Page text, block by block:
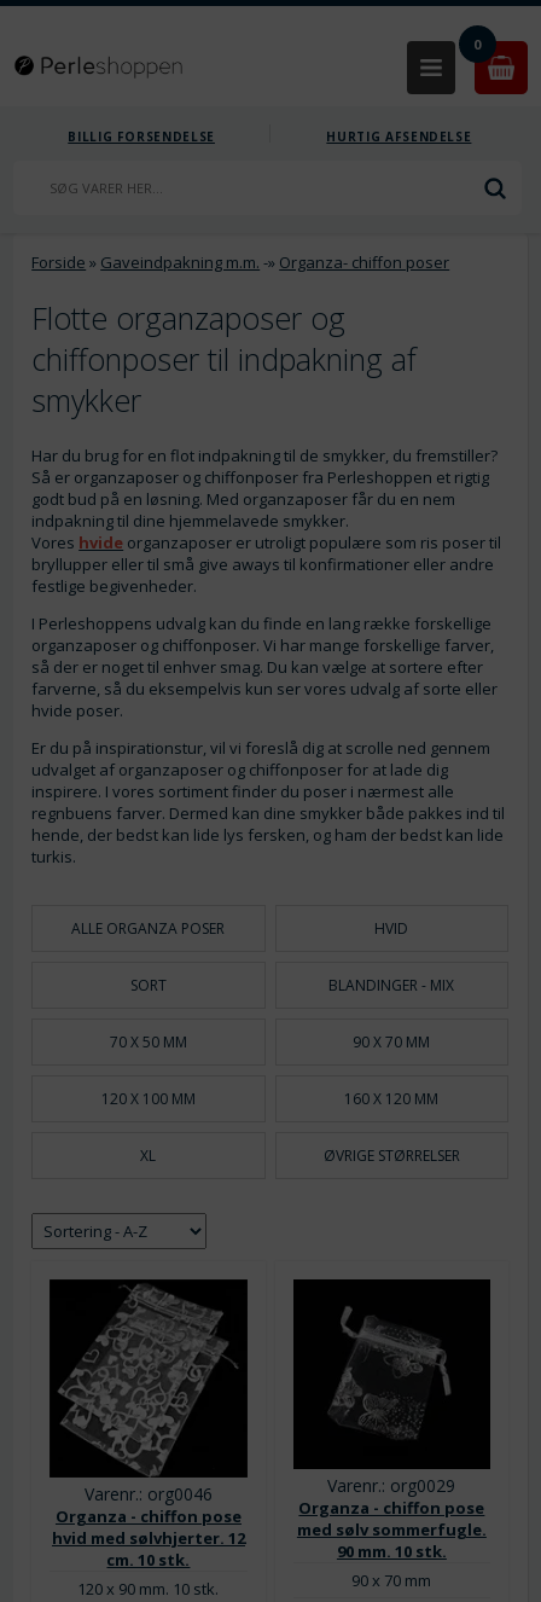
0
BILLIG FORSENDELSE HURTIG AFSENDELSE
Forside » Gaveindpakning m.m. -» Organza- chiffon poser
Flotte organzaposer og
chiffonposer til indpakning af
smykker
Har du brug for en flot indpakning til de smykker, du fremstiller?
Så er organzaposer og chiffonposer fra Perleshoppen et rigtig
godt bud på en løsning. Med organzaposer får du en nem
indpakning til dine hjemmelavede smykker.
Vores hvide organzaposer er utroligt populære som ris poser til
bryllupper eller til små give aways til konfirmationer eller andre
festlige begivenheder.
I Perleshoppens udvalg kan du finde en lang række forskellige
organzaposer og chiffonposer. Vi har mange forskellige farver,
så der er noget til enhver smag. Du kan vælge at sortere efter
farverne, så du eksempelvis kun ser vores udvalg af sorte eller
hvide poser.
Er du på inspirationstur, vil vi foreslå dig at scrolle ned gennem
udvalget af organzaposer og chiffonposer for at lade dig
inspirere. I vores sortiment finder du poser i nærmest alle
regnbuens farver. Dermed kan dine smykker både pakkes ind til
hende, der bedst kan lide lys fersken, og ham der bedst kan lide
turkis.
ALLE ORGANZA POSER HVID
SORT BLANDINGER - MIX
70 X 50 MM 90 X 70 MM
120 X 100 MM 160 X 120 MM
XL ØVRIGE STØRRELSER
Varenr.: org0046
Organza - chiffon pose
hvid med sølvhjerter. 12
cm. 10 stk.
120 x 90 mm. 10 stk.
Varenr.: org0029
Organza - chiffon pose
med sølv sommerfugle.
90 mm. 10 stk.
90 x 70 mm